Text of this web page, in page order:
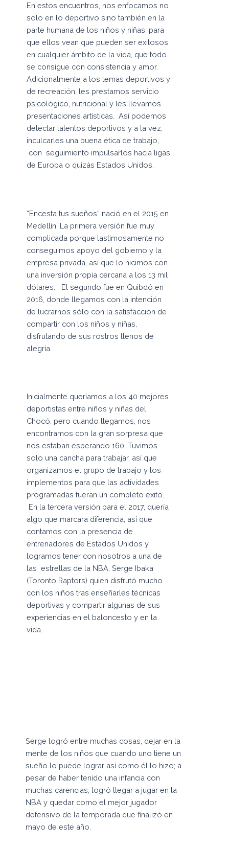
En estos encuentros, nos enfocamos no
solo en lo deportivo sino también en la
parte humana de los niños y niñas, para
que ellos vean que pueden ser exitosos
en cualquier ámbito de la vida, que todo
se consigue con consistencia y amor.
Adicionalmente a los temas deportivos y
de recreación, les prestamos servicio
psicológico, nutricional y les llevamos
presentaciones artísticas. Así podemos
detectar talentos deportivos y a la vez,
inculcarles una buena ética de trabajo,
con seguimiento impulsarlos hacia ligas
de Europa o quizás Estados Unidos.
“Encesta tus sueños” nació en el 2015 en
Medellín. La primera versión fue muy
complicada porque lastimosamente no
conseguimos apoyo del gobierno y la
empresa privada, así que lo hicimos con
una inversión propia cercana a los 13 mil
dólares. El segundo fue en Quibdó en
2016, donde llegamos con la intención
de lucrarnos sólo con la satisfacción de
compartir con los niños y niñas,
disfrutando de sus rostros llenos de
alegría.
Inicialmente queríamos a los 40 mejores
deportistas entre niños y niñas del
Chocó, pero cuando llegamos, nos
encontramos con la gran sorpresa que
nos estaban esperando 160. Tuvimos
solo una cancha para trabajar, así que
organizamos el grupo de trabajo y los
implementos para que las actividades
programadas fueran un completo éxito.
En la tercera versión para el 2017, quería
algo que marcara diferencia, así que
contamos con la presencia de
entrenadores de Estados Unidos y
logramos tener con nosotros a una de
las estrellas de la NBA, Serge Ibaka
(Toronto Raptors) quien disfrutó mucho
con los niños tras enseñarles técnicas
deportivas y compartir algunas de sus
experiencias en el baloncesto y en la
vida.
Serge logró entre muchas cosas, dejar en la
mente de los niños que cuando uno tiene un
sueño lo puede lograr así como él lo hizo; a
pesar de haber tenido una infancia con
muchas carencias, logró llegar a jugar en la
NBA y quedar como el mejor jugador
defensivo de la temporada que finalizó en
mayo de este año.